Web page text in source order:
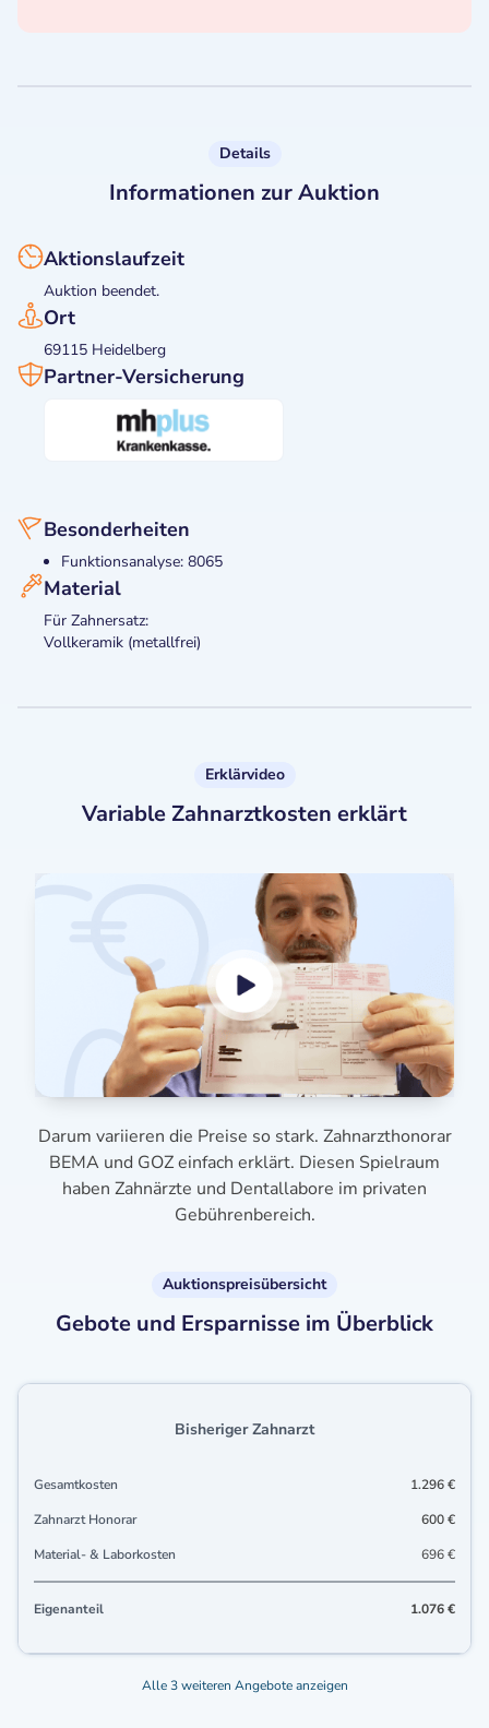
Details
Informationen zur Auktion
Aktionslaufzeit
Auktion beendet.
Ort
69115 Heidelberg
Partner-Versicherung
Besonderheiten
Funktionsanalyse: 8065
Material
Für Zahnersatz:
Vollkeramik (metallfrei)
Erklärvideo
Variable Zahnarztkosten erklärt
Darum variieren die Preise so stark. Zahnarzthonorar
BEMA und GOZ einfach erklärt. Diesen Spielraum
haben Zahnärzte und Dentallabore im privaten
Gebührenbereich.
Auktionspreisübersicht
Gebote und Ersparnisse im Überblick
Bisheriger Zahnarzt
Gesamtkosten
1.296 €
Zahnarzt Honorar
600 €
Material- & Laborkosten
696 €
Eigenanteil 1.076 €
Alle 3 weiteren Angebote anzeigen